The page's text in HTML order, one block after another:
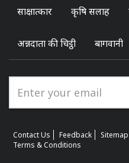
साक्षात्कार कृषि सलाह
अन्नदाता की चिट्ठी बागवानी
Contact Us Feedback Sitemap
Terms & Conditions